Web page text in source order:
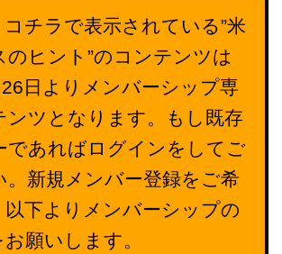
コチラで表示されている”米
のヒント”のコンテンツは
日よりメンバーシップ専
ンツとなります。もし既存
であればログインをしてご
。新規メンバー登録をご希
以下よりメンバーシップの
願いします。